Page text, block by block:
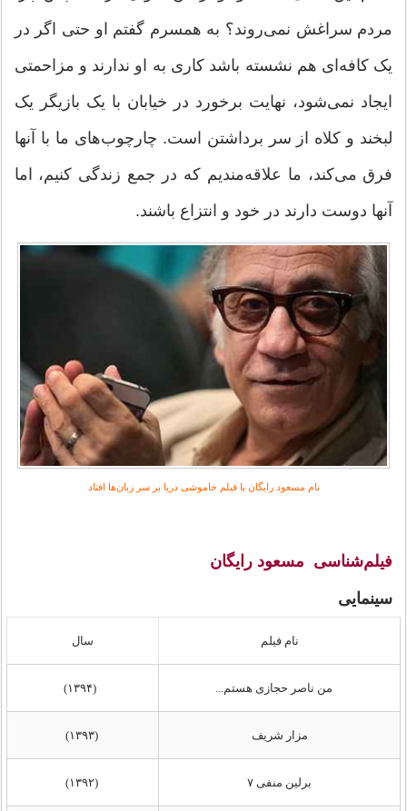
مردم سراغش نمی‌روند؟ به همسرم گفتم او حتی اگر در
یک کافه‌ای هم نشسته باشد کاری به او ندارند و مزاحمتی
ایجاد نمی‌شود، نهایت برخورد در خیابان با یک بازیگر یک
لبخند و کلاه از سر برداشتن است. چارچوب‌های ما با آنها
فرق می‌کند، ما علاقه‌مندیم که در جمع زندگی کنیم، اما
آنها دوست دارند در خود و انتزاع باشند.
نام مسعود رایگان با فیلم خاموشی دریا بر سر زبان‌ها افتاد
فیلم‌شناسی مسعود رایگان
سینمایی
نام فیلم سال
من ناصر حجازی هستم... (۱۳۹۴)
مزار شریف (۱۳۹۳)
برلین منفی ۷ (۱۳۹۲)